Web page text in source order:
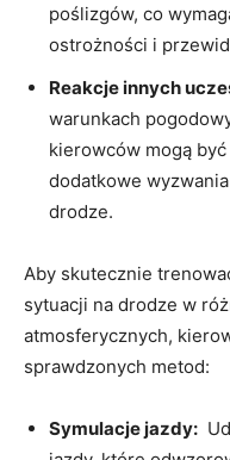
poślizgów,​ co
⁢ostrożności ‌i
Reakcje innych
warunkach
kierowców mogą
dodatkowe
drodze.
Aby skutecznie
sytuacji na drodze w
atmosferycznych,
⁤sprawdzonych metod:
Symulacje jazdy: